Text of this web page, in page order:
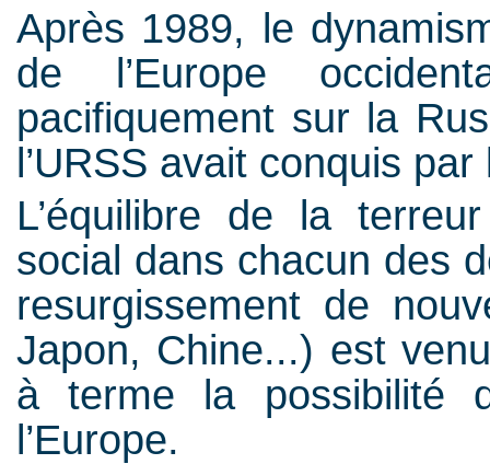
Après 1989, le
de l’Europe
pacifiquement sur la
l’URSS avait conquis
L’équilibre de la
social dans chacun des
resurgissement de
Japon, Chine...) est
à terme la possibilité
l’Europe.